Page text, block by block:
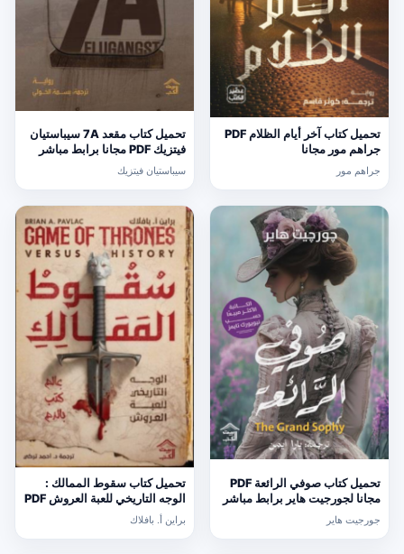
تحميل كتاب آخر أيام الظلام PDF
جراهم مور مجانا
جراهم مور
تحميل كتاب مقعد 7A سيباستيان
فيتزيك PDF مجانا برابط مباشر
سيباستيان فيتزيك
تحميل كتاب صوفي الرائعة PDF
مجانا لجورجيت هاير برابط مباشر
جورجيت هاير
تحميل كتاب سقوط الممالك :
الوجه التاريخي للعبة العروش PDF
مجانا
براين أ. بافلاك